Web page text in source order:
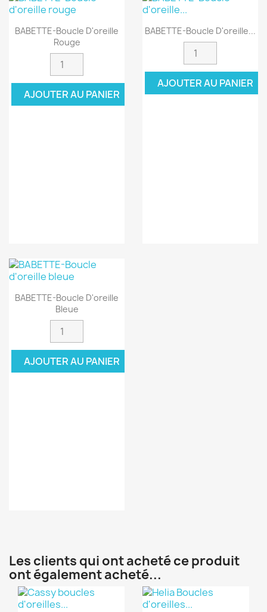
BABETTE-Boucle D'oreille
Rouge
AJOUTER AU PANIER
BABETTE-Boucle D'oreille...
AJOUTER AU PANIER
BABETTE-Boucle D'oreille
Bleue
AJOUTER AU PANIER
Les clients qui ont acheté ce produit
ont également acheté...